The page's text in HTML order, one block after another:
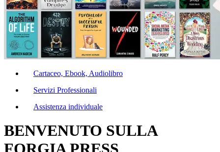
Cartaceo, Ebook, Audiolibro
Servizi Professionali
Assistenza individuale
BENVENUTO SULLA